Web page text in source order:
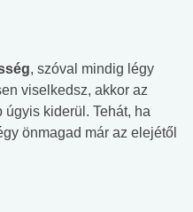
, szóval mindig légy
viselkedsz, akkor az
kiderül. Tehát, ha
önmagad már az elejétől